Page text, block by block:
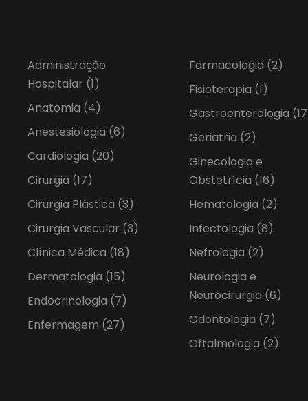
Administração
Hospitalar (1)
Anatomia (4)
Anestesiologia (6)
Cardiologia (20)
Cirurgia (17)
Cirurgia Plástica (3)
Cirurgia Vascular (3)
Clínica Médica (18)
Dermatologia (15)
Endocrinologia (7)
Enfermagem (27)
Farmacologia (2)
Fisioterapia (1)
Gastroenterologia
Geriatria (2)
Ginecologia e
Obstetrícia (16)
Hematologia (2)
Infectologia (8)
Nefrologia (2)
Neurologia e
Neurocirurgia (6)
Odontologia (7)
Oftalmologia (2)